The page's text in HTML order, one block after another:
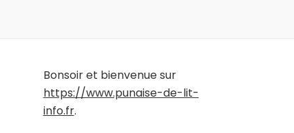
Bonsoir et bienvenue sur
https://www.punaise-de-lit-
info.fr.